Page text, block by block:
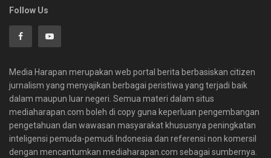
Follow Us
Media Harapan merupakan web portal berita berbasiskan citizen
jurnalism yang menyajikan berbagai peristiwa yang terjadi baik
dalam maupun luar negeri. Semua materi dalam situs
mediaharapan.com boleh di copy guna keperluan pengembangan
pengetahuan dan wawasan masyarakat khususnya peningkatan
inteligensi pemuda-pemudi Indonesia dan referensi non komersil
dengan mencantumkan mediaharapan.com sebagai sumbernya.